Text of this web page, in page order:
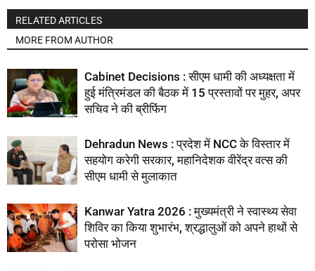
RELATED ARTICLES
MORE FROM AUTHOR
Cabinet Decisions : सीएम धामी की अध्यक्षता में
हुई मंत्रिमंडल की बैठक में 15 प्रस्तावों पर मुहर, अपर
सचिव ने की ब्रीफिंग
Dehradun News : प्रदेश में NCC के विस्तार में
सहयोग करेगी सरकार, महानिदेशक वीरेंद्र वत्स की
सीएम धामी से मुलाकात
Kanwar Yatra 2026 : मुख्यमंत्री ने स्वास्थ्य सेवा
शिविर का किया शुभारंभ, श्रद्धालुओं को अपने हाथों से
परोसा भोजन